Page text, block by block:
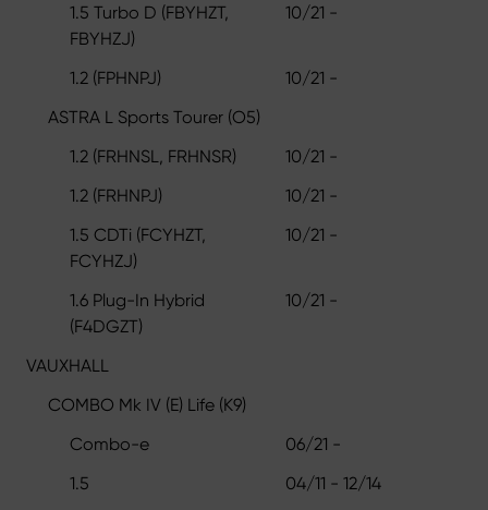
1.5 Turbo D (FBYHZT,
FBYHZJ)
10/21 -
1.2 (FPHNPJ)
10/21 -
ASTRA L Sports Tourer (O5)
1.2 (FRHNSL, FRHNSR)
10/21 -
1.2 (FRHNPJ)
10/21 -
1.5 CDTi (FCYHZT,
FCYHZJ)
10/21 -
1.6 Plug-In Hybrid
(F4DGZT)
10/21 -
VAUXHALL
COMBO Mk IV (E) Life (K9)
Combo-e
06/21 -
1.5
04/11 - 12/14